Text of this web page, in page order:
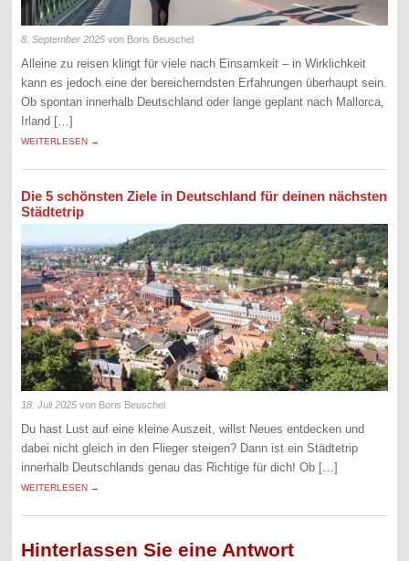
8. September 2025 von Boris Beuschel
Alleine zu reisen klingt für viele nach Einsamkeit – in Wirklichkeit
kann es jedoch eine der bereicherndsten Erfahrungen überhaupt sein.
Ob spontan innerhalb Deutschland oder lange geplant nach Mallorca,
Irland […]
WEITERLESEN →
Die 5 schönsten Ziele in Deutschland für deinen nächsten
Städtetrip
18. Juli 2025 von Boris Beuschel
Du hast Lust auf eine kleine Auszeit, willst Neues entdecken und
dabei nicht gleich in den Flieger steigen? Dann ist ein Städtetrip
innerhalb Deutschlands genau das Richtige für dich! Ob […]
WEITERLESEN →
Hinterlassen Sie eine Antwort